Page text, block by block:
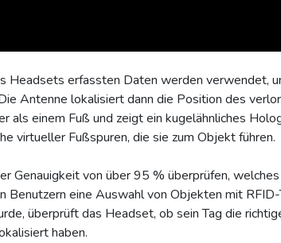
Headsets erfassten Daten werden verwendet,
Antenne lokalisiert dann die Position des
als einem Fuß und zeigt ein kugelähnliches
virtueller Fußspuren, die sie zum Objekt führen.
Genauigkeit von über 95 % überprüfen,
eine Auswahl von Objekten mit
überprüft das Headset, ob sein Tag die
haben.